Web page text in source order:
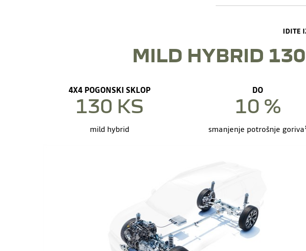
IDITE
MILD HYBRID
4X4 POGONSKI SKLOP
130 KS
mild hybrid
DO
10 %
smanjenje potrošnje